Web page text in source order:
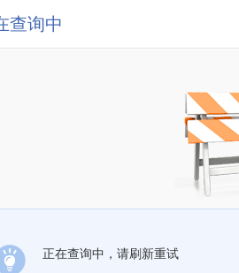
查询中
正在查询中，请刷新重试